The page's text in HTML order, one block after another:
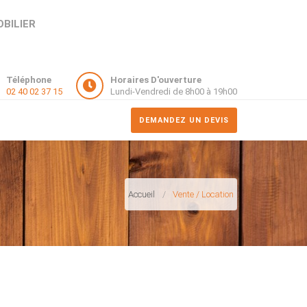
Téléphone
02 40 02 37 15
Horaires D'ouverture
Lundi-Vendredi de 8h00 à 19h00
DEMANDEZ UN DEVIS
Accueil Vente / Location